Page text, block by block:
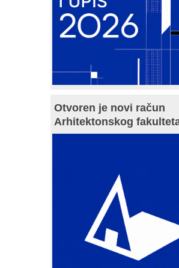
Otvoren je novi račun
Arhitektonskog